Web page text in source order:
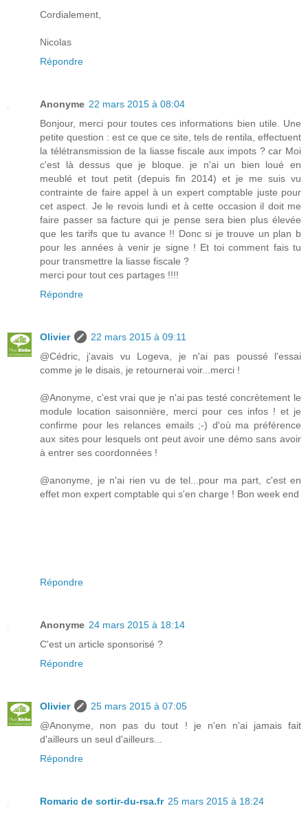
Cordialement,
Nicolas
Répondre
Anonyme 22 mars 2015 à 08:04
Bonjour, merci pour toutes ces informations bien utile. Une
petite question : est ce que ce site, tels de rentila, effectuent
la télétransmission de la liasse fiscale aux impots ? car Moi
c'est là dessus que je bloque. je n'ai un bien loué en
meublé et tout petit (depuis fin 2014) et je me suis vu
contrainte de faire appel à un expert comptable juste pour
cet aspect. Je le revois lundi et à cette occasion il doit me
faire passer sa facture qui je pense sera bien plus élevée
que les tarifs que tu avance !! Donc si je trouve un plan b
pour les années à venir je signe ! Et toi comment fais tu
pour transmettre la liasse fiscale ?
merci pour tout ces partages !!!!
Répondre
Olivier
22 mars 2015 à 09:11
@Cédric, j'avais vu Logeva, je n'ai pas poussé l'essai
comme je le disais, je retournerai voir...merci !
@Anonyme, c'est vrai que je n'ai pas testé concrètement le
module location saisonnière, merci pour ces infos ! et je
confirme pour les relances emails ;-) d'où ma préférence
aux sites pour lesquels ont peut avoir une démo sans avoir
à entrer ses coordonnées !
@anonyme, je n'ai rien vu de tel...pour ma part, c'est en
effet mon expert comptable qui s'en charge ! Bon week end
Répondre
Anonyme 24 mars 2015 à 18:14
C'est un article sponsorisé ?
Répondre
Olivier
25 mars 2015 à 07:05
@Anonyme, non pas du tout ! je n'en n'ai jamais fait
d'ailleurs un seul d'ailleurs...
Répondre
Romaric de sortir-du-rsa.fr 25 mars 2015 à 18:24